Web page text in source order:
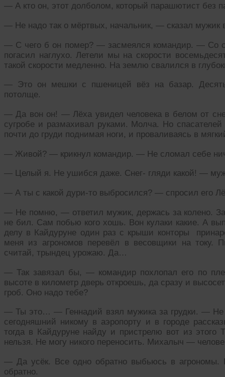
— А кто он, этот долболом, который парашютист без
— Не надо так о мёртвых, начальник, — сказал мужик
— С чего б он помер? — засмеялся командир. — Со
погасил наглухо. Летели мы на скорости
такой скорости медленно. На землю свалился в
— Это он мешки с пшеницей вёз на базар.
потолще.
— Да вон он! — Лёха увидел человека в белом от
сугробе и размахивал руками. Молча. Но
почти до груди поднимая ноги, и проваливаясь в
— Живой? — крикнул командир. — Не сломал себе
— Целый я. Не ушибся даже. Снег- гляди какой! —
— А ты с какой дури-то выбросился? — спросил его
— Не помню, — ответил мужик, держась за колено.
не бил. Сам побью кого хошь. Вон кулаки какие. А
делу в Кайдуруне один раз с крыши конторы
меня из агрономов перевёл в весовщики на
считай, трындец урожаю. Да…
— Так завязал бы, — командир похлопал его по
высоте в километр дверь откроешь, да сразу и
гроб. Оно надо тебе?
— Ты это… — Геннадий взял мужика за грудки. — Не
сегодняшний никому в аэропорту и в городе
тогда в Кайдуруне найду и пристрелю вот из
нельзя. Не могу никого переносить. Михалыч —
— Да усёк. Все одно обратно выбьюсь в агрономы.
обратно.